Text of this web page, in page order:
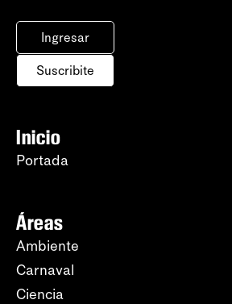
Ingresar
Suscribite
Inicio
Portada
Áreas
Ambiente
Carnaval
Ciencia